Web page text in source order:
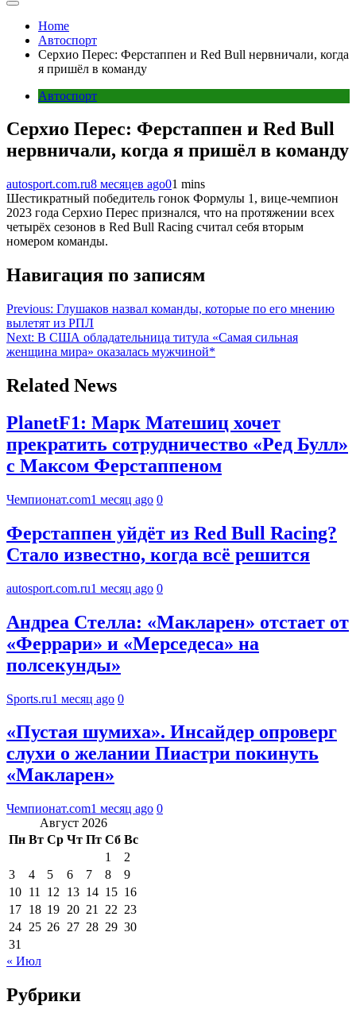
Home
Автоспорт
Серхио Перес: Ферстаппен и Red Bull нервничали, когда
я пришёл в команду
Автоспорт
Серхио Перес: Ферстаппен и Red Bull
нервничали, когда я пришёл в команду
autosport.com.ru8 месяцев ago01 mins
Шестикратный победитель гонок Формулы 1, вице-чемпион
2023 года Серхио Перес признался, что на протяжении всех
четырёх сезонов в Red Bull Racing считал себя вторым
номером команды.
Навигация по записям
Previous: Глушаков назвал команды, которые по его мнению
вылетят из РПЛ
Next: В США обладательница титула «Самая сильная
женщина мира» оказалась мужчиной*
Related News
PlanetF1: Марк Матешиц хочет
прекратить сотрудничество «Ред Булл»
с Максом Ферстаппеном
Чемпионат.com1 месяц ago 0
Ферстаппен уйдёт из Red Bull Racing?
Стало известно, когда всё решится
autosport.com.ru1 месяц ago 0
Андреа Стелла: «Макларен» отстает от
«Феррари» и «Мерседеса» на
полсекунды»
Sports.ru1 месяц ago 0
«Пустая шумиха». Инсайдер опроверг
слухи о желании Пиастри покинуть
«Макларен»
Чемпионат.com1 месяц ago 0
Август 2026
Пн Вт Ср Чт Пт Сб Вс
1
2
3
4 5 6 7 8
9
10 11 12 13 14 15 16
17 18 19 20 21 22 23
24 25 26 27 28 29 30
31
« Июл
Рубрики